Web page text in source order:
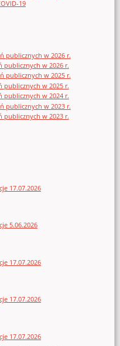
19
publicznych w 2026 r.
publicznych w 2026 r.
publicznych w 2025 r.
publicznych w 2025 r.
publicznych w 2024 r.
publicznych w 2023 r.
publicznych w 2023 r.
17.07.2026
5.06.2026
17.07.2026
17.07.2026
17.07.2026